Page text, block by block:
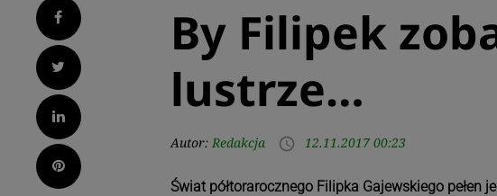
Facebook
Twitter
LinkedIn
Pinterest
By Filipek
lustrze…
Autor: Redakcja access_time 12.11.2017 00:23
Świat półtorarocznego Filipka Gajewskiego pełen